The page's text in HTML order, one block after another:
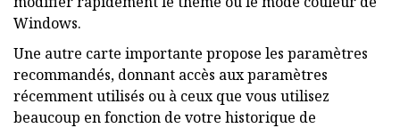
Windows.
Une autre carte importante propose les paramètres
recommandés, donnant accès aux paramètres
récemment utilisés ou à ceux que vous utilisez
beaucoup en fonction de votre historique de